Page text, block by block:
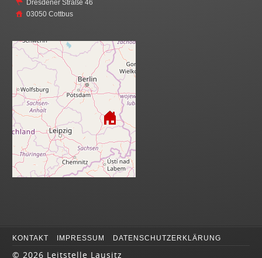
Dresdener Straße 46
03050 Cottbus
KONTAKT IMPRESSUM DATENSCHUTZERKLÄRUNG
© 2026 Leitstelle Lausitz